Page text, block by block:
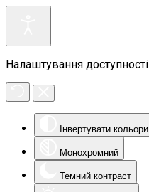
Налаштування доступності
Інвертувати кольори
Монохромний
Темний контраст